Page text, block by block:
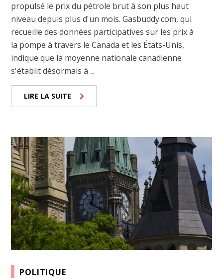
propulsé le prix du pétrole brut à son plus haut
niveau depuis plus d'un mois. Gasbuddy.com, qui
recueille des données participatives sur les prix à
la pompe à travers le Canada et les États-Unis,
indique que la moyenne nationale canadienne
s'établit désormais à ...
LIRE LA SUITE
POLITIQUE